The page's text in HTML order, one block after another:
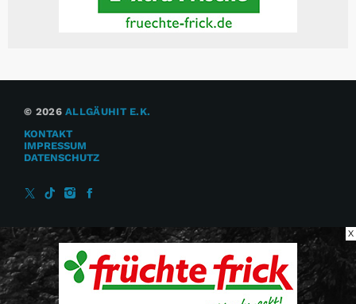
© 2026ALLGÄUHIT E.K.
KONTAKT
IMPRESSUM
DATENSCHUTZ
X